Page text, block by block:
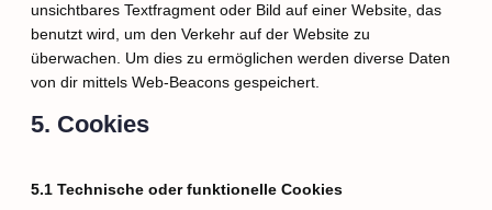
unsichtbares Textfragment oder Bild auf einer Website, das
benutzt wird, um den Verkehr auf der Website zu
überwachen. Um dies zu ermöglichen werden diverse Daten
von dir mittels Web-Beacons gespeichert.
5. Cookies
5.1 Technische oder funktionelle Cookies